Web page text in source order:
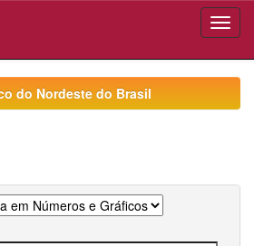
do Nordeste do Brasil